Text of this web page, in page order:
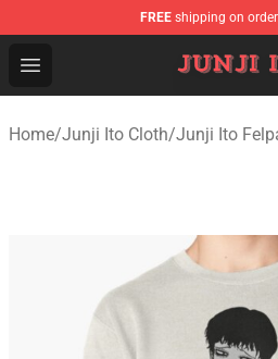
FREE shipping on
Open menu
Junji Ito Store - Official Junji
Home/Junji Ito Cloth/Junji Ito